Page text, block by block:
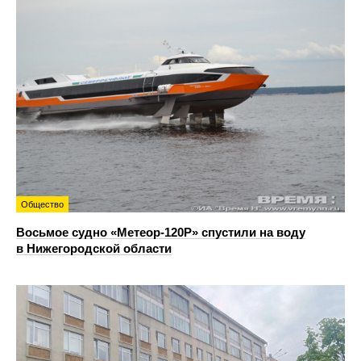
Общество
Восьмое судно «Метеор-120Р» спустили на воду
в Нижегородской области